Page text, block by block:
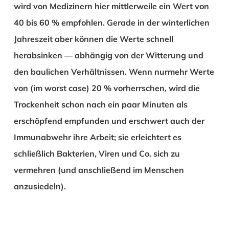
wird von Medizinern hier mittlerweile ein Wert von
40 bis 60 % empfohlen. Gerade in der winterlichen
Jahreszeit aber können die Werte schnell
herabsinken — abhängig von der Witterung und
den baulichen Verhältnissen. Wenn nurmehr Werte
von (im worst case) 20 % vorherrschen, wird die
Trockenheit schon nach ein paar Minuten als
erschöpfend empfunden und erschwert auch der
Immunabwehr ihre Arbeit; sie erleichtert es
schließlich Bakterien, Viren und Co. sich zu
vermehren (und anschließend im Menschen
anzusiedeln).